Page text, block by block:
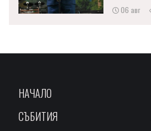
06 авг
НАЧАЛО
СЪБИТИЯ